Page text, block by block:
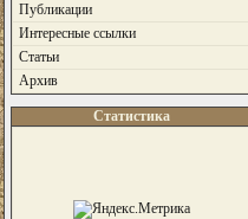
Публикации
Интересные ссылки
Статьи
Архив
Статистика